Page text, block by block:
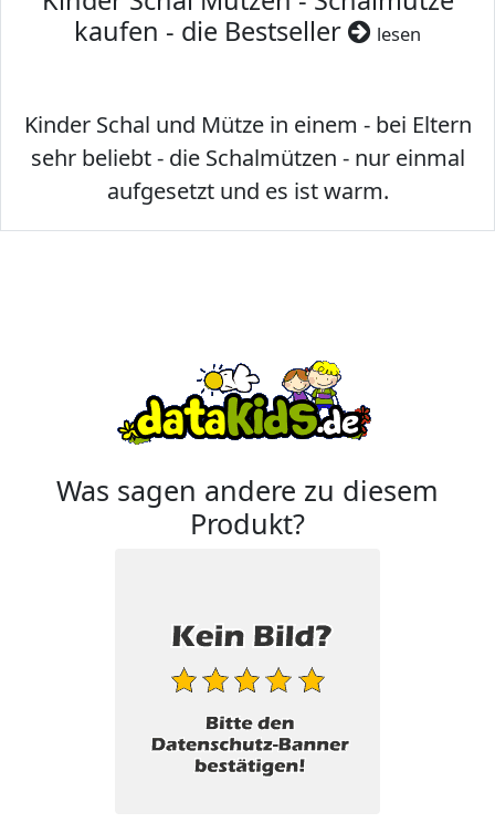
kaufen - die Bestseller
lesen
Kinder Schal und Mütze in einem - bei Eltern
sehr beliebt - die Schalmützen - nur einmal
aufgesetzt und es ist warm.
Was sagen andere zu diesem
Produkt?